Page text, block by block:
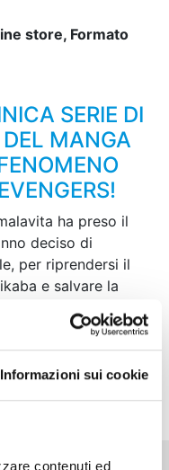
Informazioni sui cookie
contenuti ed
store, Formato
SERIE DI
MANGA
ha preso il
deciso di
per riprendersi il
e salvare la
capace di
finirà questo scontro
sue prime